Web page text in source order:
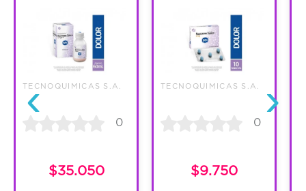
‹
TECNOQUIMICAS S.A.
0
$35.050
TECNOQUIMICAS S.A.
0
$9.750
›